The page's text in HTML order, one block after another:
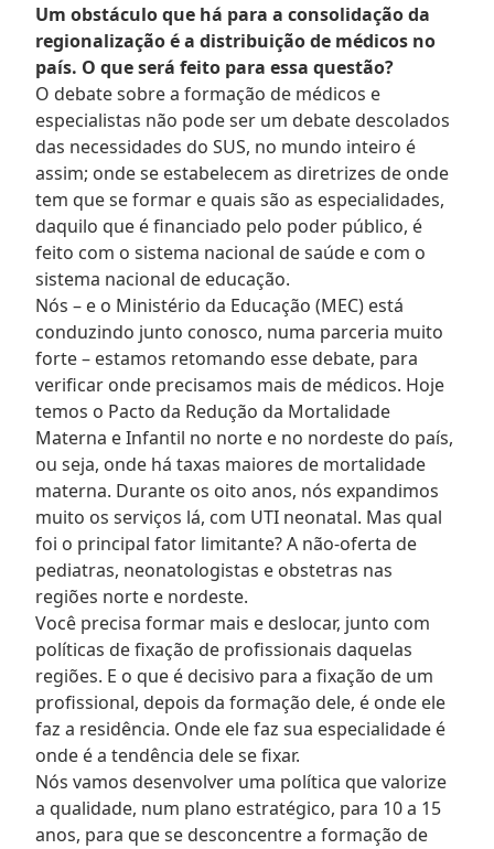
Um obstáculo que há para a consolidação da
regionalização é a distribuição de médicos no
país. O que será feito para essa questão?
O debate sobre a formação de médicos e
especialistas não pode ser um debate descolados
das necessidades do SUS, no mundo inteiro é
assim; onde se estabelecem as diretrizes de onde
tem que se formar e quais são as especialidades,
daquilo que é financiado pelo poder público, é
feito com o sistema nacional de saúde e com o
sistema nacional de educação.
Nós – e o Ministério da Educação (MEC) está
conduzindo junto conosco, numa parceria muito
forte – estamos retomando esse debate, para
verificar onde precisamos mais de médicos. Hoje
temos o Pacto da Redução da Mortalidade
Materna e Infantil no norte e no nordeste do país,
ou seja, onde há taxas maiores de mortalidade
materna. Durante os oito anos, nós expandimos
muito os serviços lá, com UTI neonatal. Mas qual
foi o principal fator limitante? A não-oferta de
pediatras, neonatologistas e obstetras nas
regiões norte e nordeste.
Você precisa formar mais e deslocar, junto com
políticas de fixação de profissionais daquelas
regiões. E o que é decisivo para a fixação de um
profissional, depois da formação dele, é onde ele
faz a residência. Onde ele faz sua especialidade é
onde é a tendência dele se fixar.
Nós vamos desenvolver uma política que valorize
a qualidade, num plano estratégico, para 10 a 15
anos, para que se desconcentre a formação de